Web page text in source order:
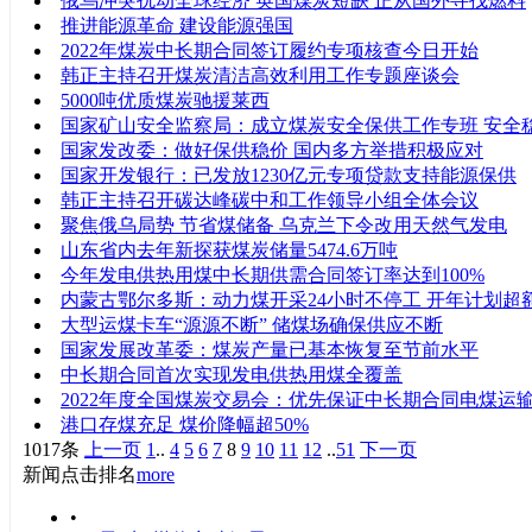
推进能源革命 建设能源强国
2022年煤炭中长期合同签订履约专项核查今日开始
韩正主持召开煤炭清洁高效利用工作专题座谈会
5000吨优质煤炭驰援莱西
国家矿山安全监察局：成立煤炭安全保供工作专班 安全
国家发改委：做好保供稳价 国内多方举措积极应对
国家开发银行：已发放1230亿元专项贷款支持能源保供
韩正主持召开碳达峰碳中和工作领导小组全体会议
聚焦俄乌局势 节省煤储备 乌克兰下令改用天然气发电
山东省内去年新探获煤炭储量5474.6万吨
今年发电供热用煤中长期供需合同签订率达到100%
内蒙古鄂尔多斯：动力煤开采24小时不停工 开年计划超
大型运煤卡车“源源不断” 储煤场确保供应不断
国家发展改革委：煤炭产量已基本恢复至节前水平
中长期合同首次实现发电供热用煤全覆盖
2022年度全国煤炭交易会：优先保证中长期合同电煤运
港口存煤充足 煤价降幅超50%
1017条
上一页 1 .. 4 5 6 7 8 9 10 11 12 ..51 下一页
新闻点击排名more
•